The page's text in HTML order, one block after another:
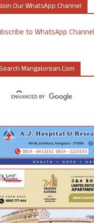
Our WhatsApp Channel
to WhatsApp Channel
Mangalorean.com